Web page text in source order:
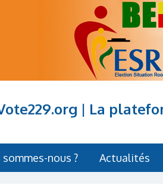
| La
sommes-nous ? Actualités